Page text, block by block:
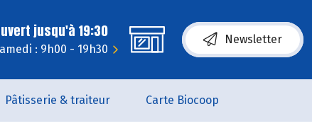
jusqu'à 19:30
: 9h00 - 19h30
Newsletter
Pâtisserie & traiteur Carte Biocoop